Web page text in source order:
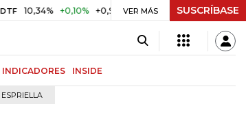
+0,10% +0,98% UVR $ 416,96 +$ 0,05 +0,01%
VER MÁS SUSCRÍBASE
INDICADORES INSIDE